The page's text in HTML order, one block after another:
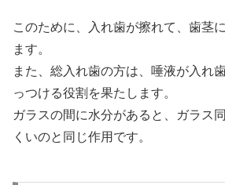
このために、入れ歯が擦れて、歯茎
ます。
また、総入れ歯の方は、唾液が入れ
っつける役割を果たします。
ガラスの間に水分があると、ガラス
くいのと同じ作用です。